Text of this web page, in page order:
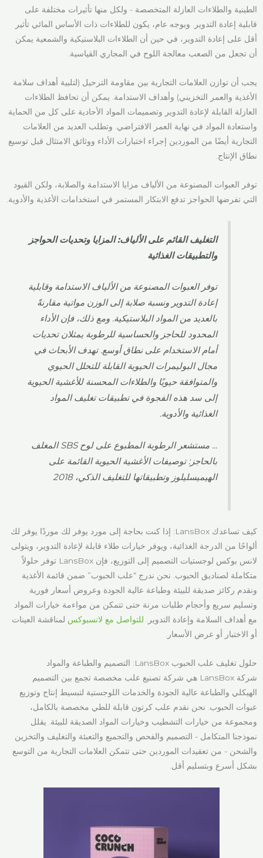
الطينية والطلاءات العازلة المتخصصة - ولكل منها تأثيرات مختلفة على
قابلية إعادة التدوير. وبوجه عام، يكون للطلاءات ذات الأساس المائي تأثير
أقل على إعادة التدوير، في حين أن الطلاءات البلاستيكية والشمعية يمكن
أن تجعل من الصعب معالجة اللوح في المجاري القياسية.
يجب أن توازن العلامات التجارية بين مقاومة الترحيل (لتلبية أهداف سلامة
الأغذية والعمر التخزيني) وأهداف الاستدامة. يمكن أن تحافظ الطلاءات
العازلة القابلة لإعادة التدوير وتصميمات المواد الأحادية على كل من الحماية
واستعادة المواد في نهاية العمر الافتراضي. وتطلب العديد من العلامات
التجارية أيضًا من الموردين إجراء اختبارات الأداء ووثائق الامتثال قبل توسيع
نطاق الإنتاج.
توفر العبوات المصنوعة من الألياف مزايا الاستدامة والصلابة، ولكن القيود
التي تفرضها الحواجز تدفع الابتكار المستمر في استخدامات الأغذية والأدوية.
التغليف القائم على الألياف: المزايا وتحديات الحواجز
والتطبيقات الغذائية
توفر العبوات المصنوعة من الألياف الاستدامة وقابلية
إعادة التدوير ونسبة صلابة إلى الوزن مواتية مقارنةً
بالعديد من المواد البلاستيكية. ومع ذلك، فإن الأداء
المحدود للحاجز والحساسية للرطوبة يمثلان تحديات
أمام الاستخدام على نطاق أوسع. تهدف الأبحاث في
مجال البوليمرات الحيوية القابلة للتحلل الحيوي
والمتوافقة حيويًا والطلاءات المحسنة للأغشية الحيوية
إلى سد هذه الفجوة في تطبيقات تغليف المواد
الغذائية والأدوية.
... مستشعر الرطوبة المطبوع على لوح SBS المغلف
بالحاجز: توصيفات الأغشية الحيوية القائمة على
الهيميسليلوز وتطبيقاتها للتغليف الذكي، 2018
كيف تساعدك LansBox: إذا كنت بحاجة إلى مورد يوفر لك موردًا يوفر لك
ألواحًا من الدرجة الغذائية، ويوفر خيارات طلاء قابلة لإعادة التدوير، ويتولى
لانس بوكس لوجستيات التصميم إلى التوزيع، فإن LansBox توفر حلولاً
متكاملة لصناديق الحبوب. نحن ندرج “علب الحبوب” ضمن قائمة الأغذية
ونقدم ركائز صديقة للبيئة وطباعة عالية الجودة وعروض أسعار فورية
وتسليم سريع وأحجام طلبات مرنة حتى تتمكن من مواءمة خيارات المواد
مع أهداف السلامة وإعادة التدوير. للتواصل مع لانسبوكس لمناقشة العينات
أو الاختبار أو عرض الأسعار.
حلول تغليف علب الحبوب LansBox: التصميم والطباعة والمواد
شركة LansBox هي شركة تصنيع علب مخصصة تجمع بين التصميم
الهيكلي والطباعة عالية الجودة والخدمات اللوجستية لتبسيط إنتاج وتوزيع
عبوات الحبوب. نحن نقدم علب كرتون قابلة للطي مخصصة بالكامل،
ومجموعة من خيارات التشطيب وخيارات المواد الصديقة للبيئة. يقلل
نموذجنا المتكامل - التصميم والفحص والتجميع والتعبئة والتغليف والتخزين
والشحن - من تعقيدات الموردين حتى تتمكن العلامات التجارية من التوسع
بشكل أسرع وبتسليم أقل.